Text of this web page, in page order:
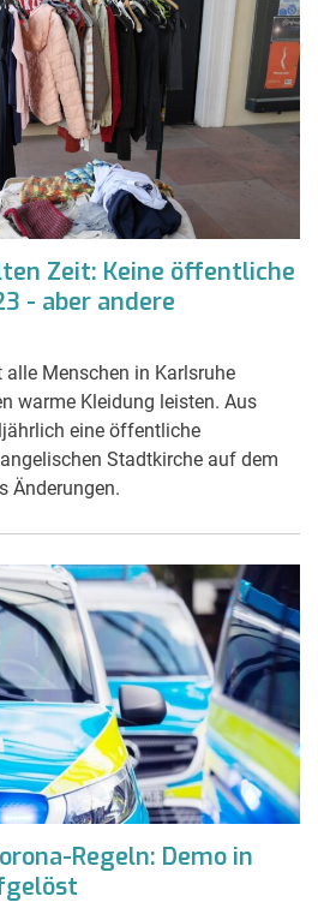
Zeit: Keine öffentliche
- aber andere
alle Menschen in Karlsruhe
warme Kleidung leisten. Aus
eine öffentliche
Stadtkirche auf dem
Änderungen.
Regeln: Demo in